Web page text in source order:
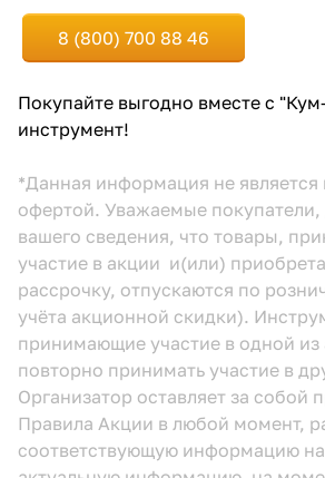
8 (800) 700 88 46
Покупайте выгодно вместе с
инструмент!
*Данная информация не является
офертой. Уважаемые
вашего сведения, что товары,
участие в акции и(или)
рассрочку, отпускаются по
учёта акционной скидки).
принимающие участие в одной из
повторно принимать участие в
Организатор оставляет за собой
Правила Акции в любой момент,
соответствующую информацию